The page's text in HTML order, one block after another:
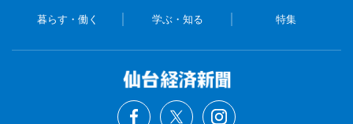
暮らす・働く 学ぶ・知る 特集